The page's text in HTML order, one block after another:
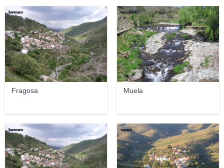
Fragosa
karmarx
Muela
honylar4
karmarx saracc